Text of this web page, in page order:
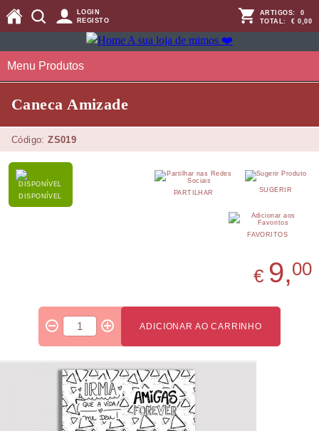
LOGIN
REGISTO
ARTIGOS: 0
TOTAL: € 0,00
Menu Produtos
Caneca Amizade
Código:ZS019
DISPONÍVEL
SUGERIR
PARTILHAR
FAVORITOS
€ 9,00
ADICIONAR AO CARRINHO